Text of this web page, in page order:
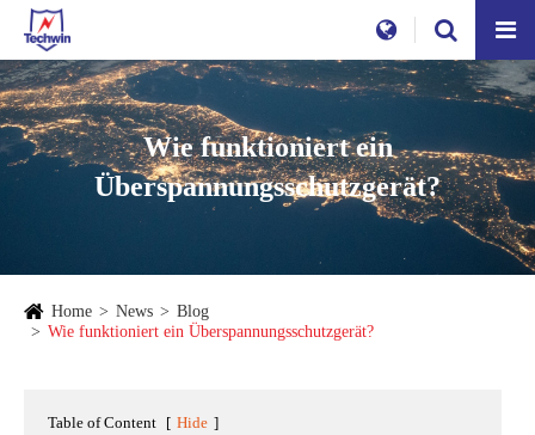
Wie funktioniert ein
Überspannungsschutzgerät?
Home News
Blog
Wie funktioniert ein Überspannungsschutzgerät?
Table of Content [ Hide ]